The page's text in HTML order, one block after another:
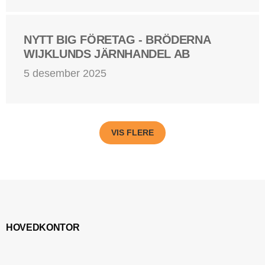
NYTT BIG FÖRETAG - BRÖDERNA
WIJKLUNDS JÄRNHANDEL AB
5 desember 2025
VIS FLERE
HOVEDKONTOR